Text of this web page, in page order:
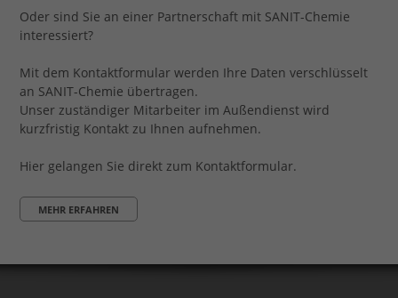
Oder sind Sie an einer Partnerschaft mit SANIT-Chemie
interessiert?
Mit dem Kontaktformular werden Ihre Daten verschlüsselt
an SANIT-Chemie übertragen.
Unser zuständiger Mitarbeiter im Außendienst wird
kurzfristig Kontakt zu Ihnen aufnehmen.
Hier gelangen Sie direkt zum Kontaktformular.
MEHR ERFAHREN